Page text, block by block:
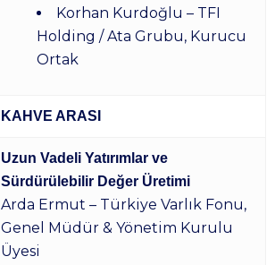
Korhan Kurdoğlu – TFI
Holding / Ata Grubu, Kurucu
Ortak
KAHVE ARASI
Uzun Vadeli Yatırımlar ve
Sürdürülebilir Değer Üretimi
Arda Ermut – Türkiye Varlık Fonu,
Genel Müdür & Yönetim Kurulu
Üyesi